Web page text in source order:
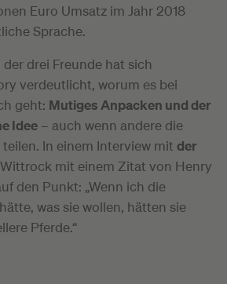
Euro Umsatz im Jahr 2018
Sprache.
drei Freunde hat sich
verdeutlicht, worum es bei
geht: Mutiges Anpacken und der
Idee – auch wenn andere die
In einem Interview mit der
mit einem Zitat von Henry
den Punkt: „Wenn ich die
was sie wollen, hätten sie
Pferde.“